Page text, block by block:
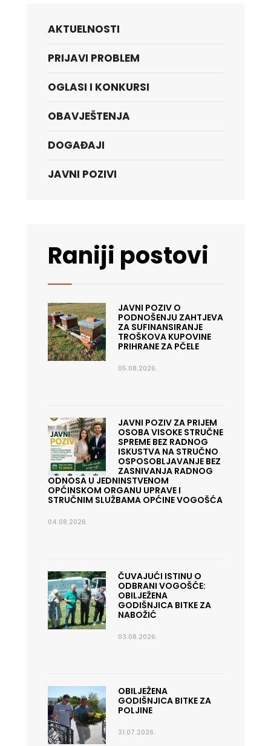
AKTUELNOSTI
PRIJAVI PROBLEM
OGLASI I KONKURSI
OBAVJEŠTENJA
DOGAĐAJI
JAVNI POZIVI
Raniji postovi
JAVNI POZIV O
PODNOŠENJU ZAHTJEVA
ZA SUFINANSIRANJE
TROŠKOVA KUPOVINE
PRIHRANE ZA PČELE
05.08.2026.
JAVNI POZIV ZA PRIJEM
OSOBA VISOKE STRUČNE
SPREME BEZ RADNOG
ISKUSTVA NA STRUČNO
OSPOSOBLJAVANJE BEZ
ZASNIVANJA RADNOG
ODNOSA U JEDNINSTVENOM
OPĆINSKOM ORGANU UPRAVE I
STRUČNIM SLUŽBAMA OPĆINE VOGOŠĆA
04.08.2026.
ČUVAJUĆI ISTINU O
ODBRANI VOGOŠĆE:
OBILJEŽENA
GODIŠNJICA BITKE ZA
NABOŽIĆ
03.08.2026.
OBILJEŽENA
GODIŠNJICA BITKE ZA
POLJINE
31.07.2026.